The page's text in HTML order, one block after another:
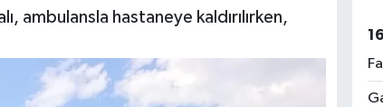
ambulansla hastaneye kaldırılırken,